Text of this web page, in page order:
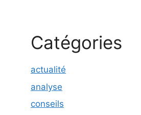
Catégories
actualité
analyse
conseils